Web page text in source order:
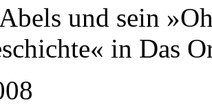
und sein
in Das